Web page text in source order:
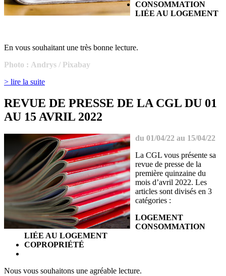
CONSOMMATION
LIÉE AU LOGEMENT
En vous souhaitant une très bonne lecture.
Photo : Andrys / Pixabay
> lire la suite
REVUE DE PRESSE DE LA CGL DU 01
AU 15 AVRIL 2022
du 01/04/22 au 15/04/22
La CGL vous présente sa
revue de presse de la
première quinzaine du
mois d’avril 2022. Les
articles sont divisés en 3
catégories :
LOGEMENT
CONSOMMATION
LIÉE AU LOGEMENT
COPROPRIÉTÉ
Nous vous souhaitons une agréable lecture.